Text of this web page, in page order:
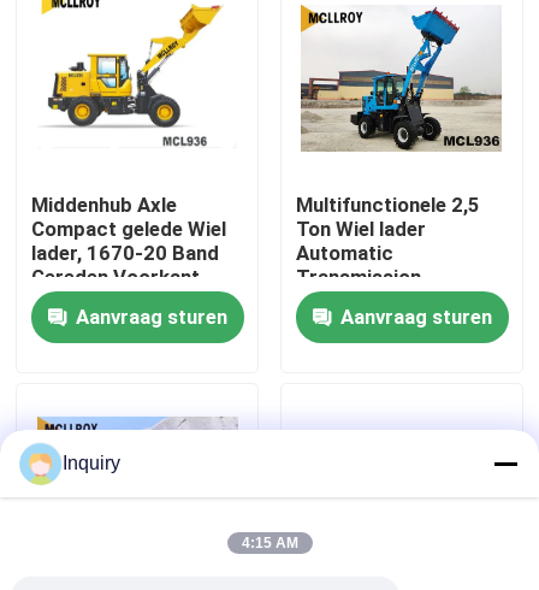
Ongeveer ons
Fabrieksreis
Kwaliteitscontrole
Contacteer ons
Nieuws
Verzoek om een Citaat
De Machine van de wiellader
Middenhub Axle
Compact gelede Wiel
lader, 1670-20 Band
Gereden Voorkant
Wiel lader
Aanvraag sturen
Multifunctionele 2,5
Ton Wiel lader
Automatic
Transmission
Aanvraag sturen
Inquiry
4:15 AM